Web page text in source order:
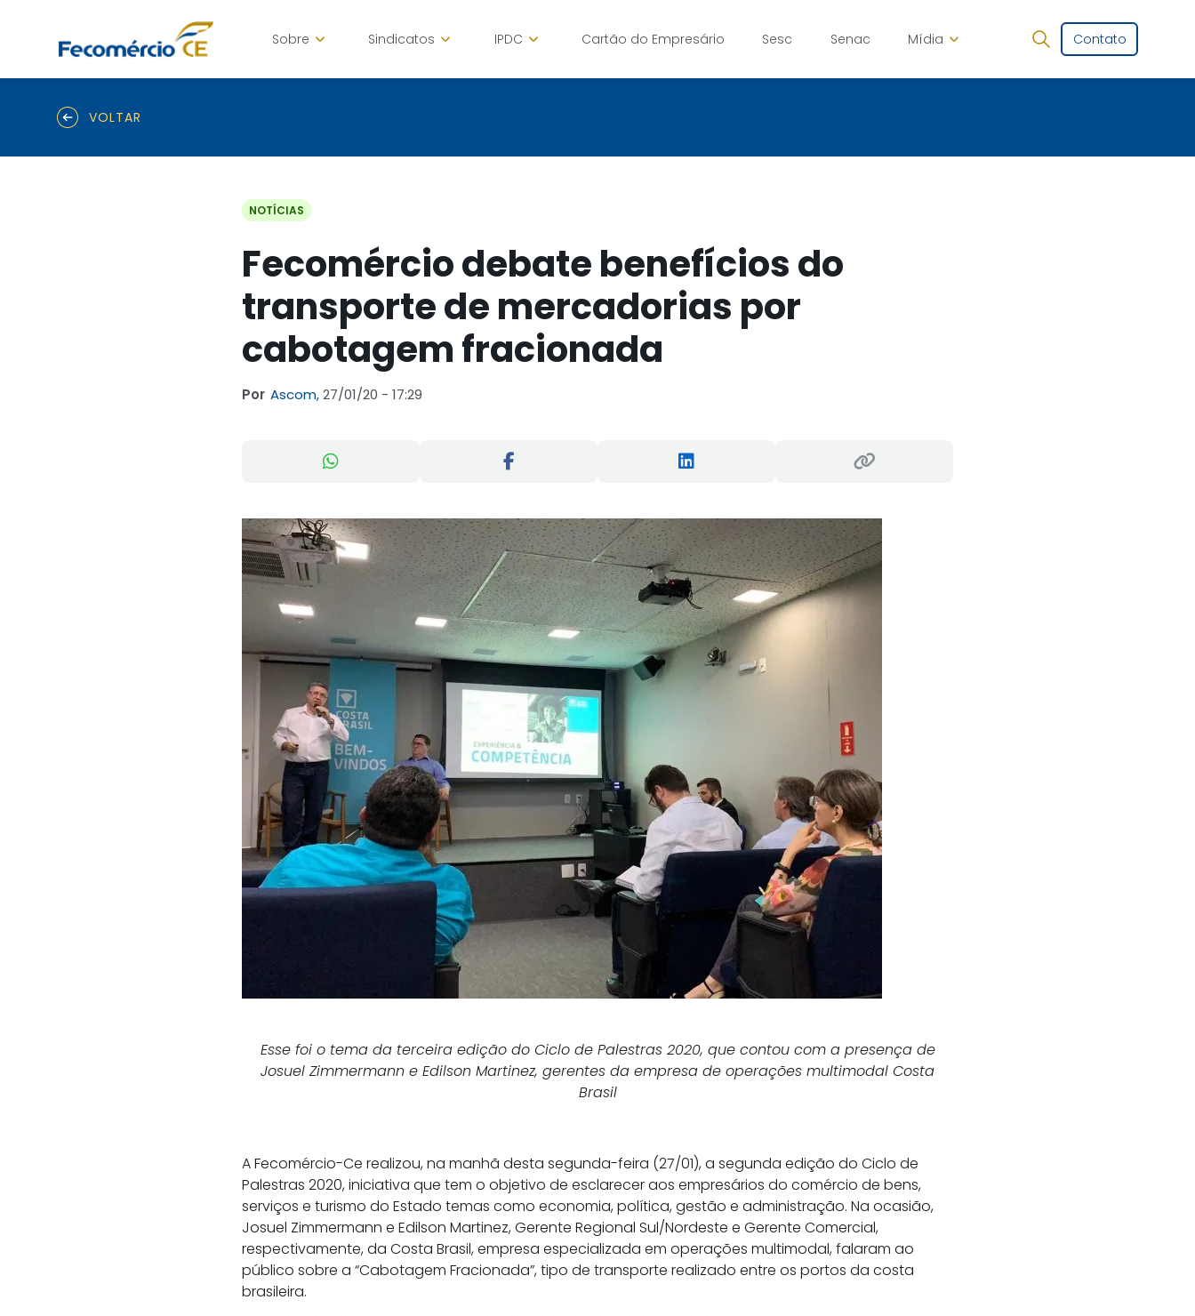
Sobre Sindicatos IPDC Cartão do Empresário Sesc Senac Mídia Contato
VOLTAR
NOTÍCIAS
Fecomércio debate benefícios do
transporte de mercadorias por
cabotagem fracionada
Por Ascom,27/01/20 - 17:29
Esse foi o tema da terceira edição do Ciclo de Palestras 2020, que contou com a presença de
Josuel Zimmermann e Edilson Martinez, gerentes da empresa de operações multimodal Costa
Brasil
A Fecomércio-Ce realizou, na manhã desta segunda-feira (27/01), a segunda edição do Ciclo de
Palestras 2020, iniciativa que tem o objetivo de esclarecer aos empresários do comércio de bens,
serviços e turismo do Estado temas como economia, política, gestão e administração. Na ocasião,
Josuel Zimmermann e Edilson Martinez, Gerente Regional Sul/Nordeste e Gerente Comercial,
respectivamente, da Costa Brasil, empresa especializada em operações multimodal, falaram ao
público sobre a “Cabotagem Fracionada”, tipo de transporte realizado entre os portos da costa
brasileira.